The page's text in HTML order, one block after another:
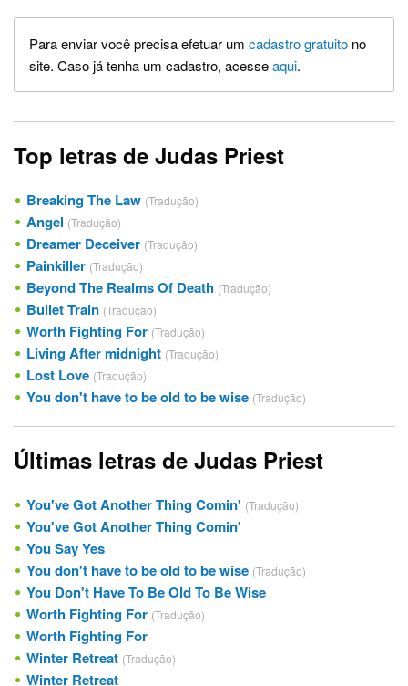
Para enviar você precisa efetuar um cadastro gratuito no
site. Caso já tenha um cadastro, acesseaqui.
Top letras de Judas Priest
Breaking The Law (Tradução)
Angel (Tradução)
Dreamer Deceiver (Tradução)
Painkiller (Tradução)
Beyond The Realms Of Death (Tradução)
Bullet Train (Tradução)
Worth Fighting For (Tradução)
Living After midnight (Tradução)
Lost Love (Tradução)
You don't have to be old to be wise (Tradução)
Últimas letras de Judas Priest
You've Got Another Thing Comin' (Tradução)
You've Got Another Thing Comin'
You Say Yes
You don't have to be old to be wise (Tradução)
You Don't Have To Be Old To Be Wise
Worth Fighting For (Tradução)
Worth Fighting For
Winter Retreat (Tradução)
Winter Retreat